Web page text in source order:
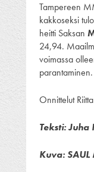
Tampereen
kakkoseksi
heitti Saksan
24,94.
voimassa
parantaminen.
Onnittelut
Teksti:
Kuva: